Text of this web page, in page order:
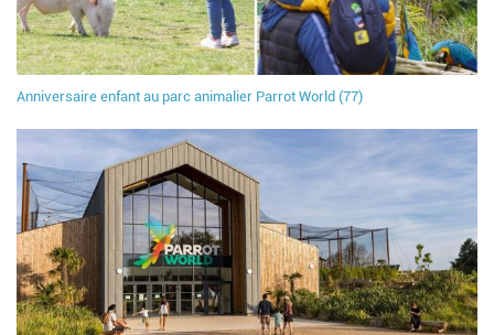
Anniversaire enfant au parc animalier Parrot World (77)